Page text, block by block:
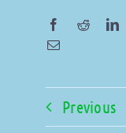
Previous